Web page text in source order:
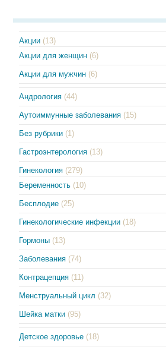
Акции (13)
Акции для женщин (6)
Акции для мужчин (6)
Андрология (44)
Аутоиммунные заболевания (15)
Без рубрики (1)
Гастроэнтерология (13)
Гинекология (279)
Беременность (10)
Бесплодие (25)
Гинекологические инфекции (18)
Гормоны (13)
Заболевания (74)
Контрацепция (11)
Менструальный цикл (32)
Шейка матки (95)
Детское здоровье (18)